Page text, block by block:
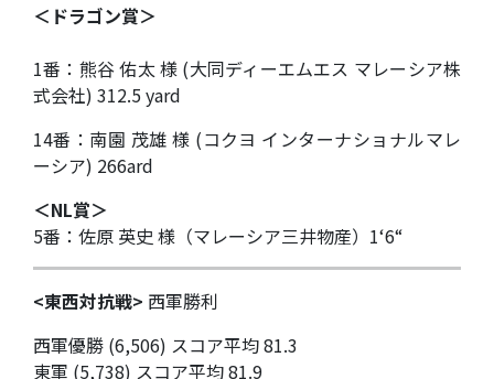
＜ドラゴン賞＞
1番：熊谷 佑太 様 (大同ディーエムエス マレーシア株
式会社) 312.5 yard
14番：南園 茂雄 様 (コクヨ インターナショナルマレ
ーシア) 266ard
＜NL賞＞
5番：佐原 英史 様（マレーシア三井物産）1‘6“
<東西対抗戦> 西軍勝利
西軍優勝 (6,506) スコア平均 81.3
東軍 (5,738) スコア平均 81.9